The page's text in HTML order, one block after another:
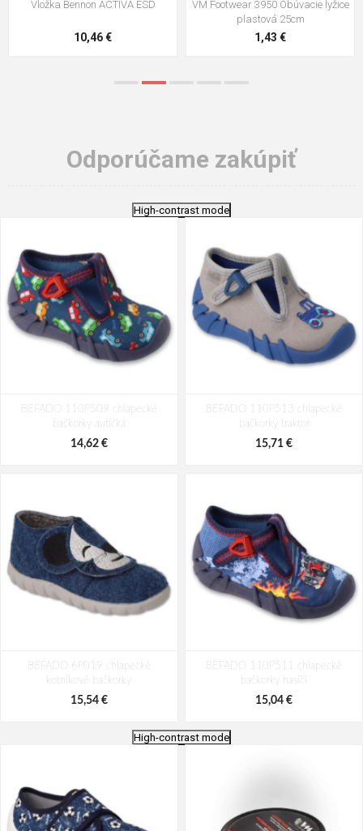
VM Footwear 3009 Vkladacia
5,21 €
VM Footwear 3102 Šnúrky ploché
0,79 €
Odporúčame zakúpiť
High-contrast mode
BEFADO 110P509 chlapecké
bačkorky autíčka
14,62 €
BEFADO 110P513 chlapecké
bačkorky traktor
15,71 €
BEFADO 6P019 chlapecké
kotníkové bačkorky
15,54 €
BEFADO 110P511 chlapecké
bačkorky hasiči
15,04 €
High-contrast mode